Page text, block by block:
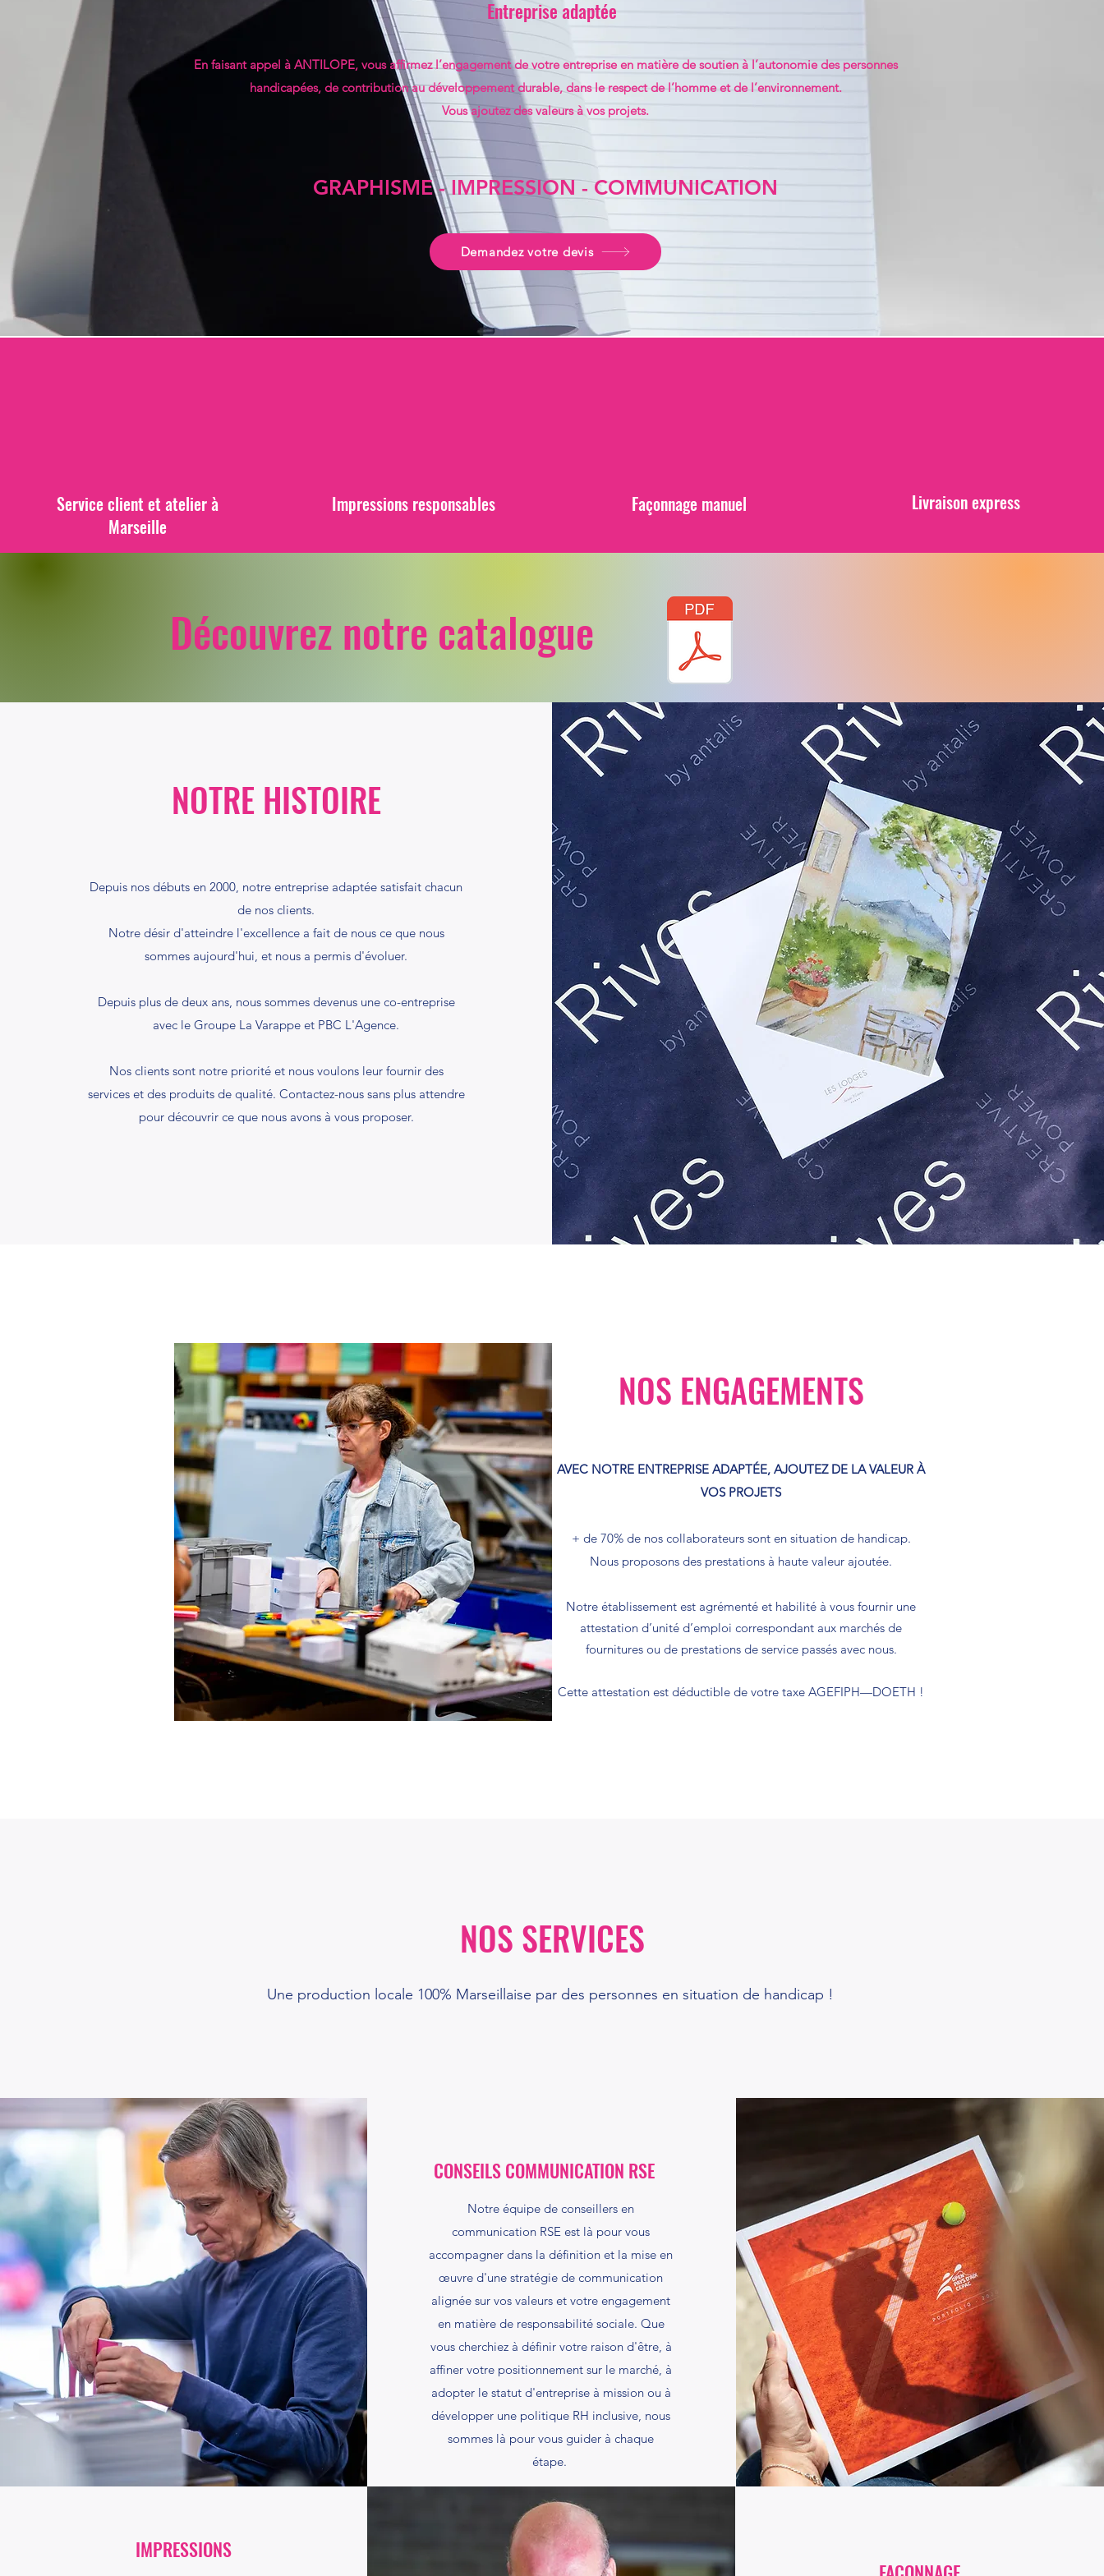
Entreprise adaptée
En faisant appel à ANTILOPE, vous affirmez l’engagement de votre entreprise en matière de soutien à l’autonomie des personnes
handicapées, de contribution au développement durable, dans le respect de l’homme et de l’environnement.
Vous ajoutez des valeurs à vos projets.​
GRAPHISME - IMPRESSION - COMMUNICATION
Demandez votre devis
Service client et atelier à
Marseille
Impressions responsables Façonnage manuel Livraison express
Découvrez notre catalogue
NOTRE HISTOIRE
Depuis nos débuts en 2000, notre entreprise adaptée satisfait chacun
de nos clients.
Notre désir d'atteindre l'excellence a fait de nous ce que nous
sommes aujourd'hui, et nous a permis d'évoluer.
Depuis plus de deux ans, nous sommes devenus une co-entreprise
avec le Groupe La Varappe et PBC L'Agence.
Nos clients sont notre priorité et nous voulons leur fournir des
services et des produits de qualité. Contactez-nous sans plus attendre
pour découvrir ce que nous avons à vous proposer.
NOS ENGAGEMENTS
AVEC NOTRE ENTREPRISE ADAPTÉE, AJOUTEZ DE LA VALEUR À
VOS PROJETS
+ de 70% de nos collaborateurs sont en situation de handicap.
Nous proposons des prestations à haute valeur ajoutée.
Notre établissement est agrémenté et habilité à vous fournir une
attestation d’unité d’emploi correspondant aux marchés de
fournitures ou de prestations de service passés avec nous.
Cette attestation est déductible de votre taxe AGEFIPH—DOETH !
NOS SERVICES
Une production locale 100% Marseillaise par des personnes en situation de handicap !
CONSEILS COMMUNICATION RSE
Notre équipe de conseillers en
communication RSE est là pour vous
accompagner dans la définition et la mise en
œuvre d'une stratégie de communication
alignée sur vos valeurs et votre engagement
en matière de responsabilité sociale. Que
vous cherchiez à définir votre raison d'être, à
affiner votre positionnement sur le marché, à
adopter le statut d'entreprise à mission ou à
développer une politique RH inclusive, nous
sommes là pour vous guider à chaque
étape.
IMPRESSIONS